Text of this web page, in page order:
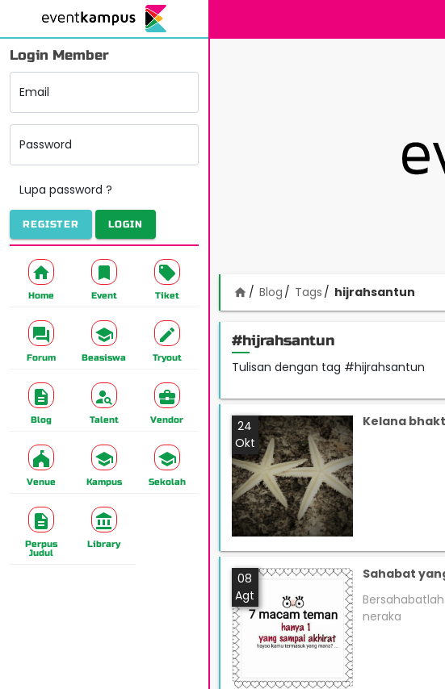
Login Member
Email
Password
Lupa password ?
REGISTER LOGIN
Home Event Tiket
Forum Beasiswa Tryout
Blog Talent Vendor
Venue Kampus Sekolah
Perpus
Judul
Library
home Blog Tags hijrahsantun
#hijrahsantun
Tulisan dengan tag #hijrahsantun
24
Okt
Kelana
08
Agt
Sahabat
neraka